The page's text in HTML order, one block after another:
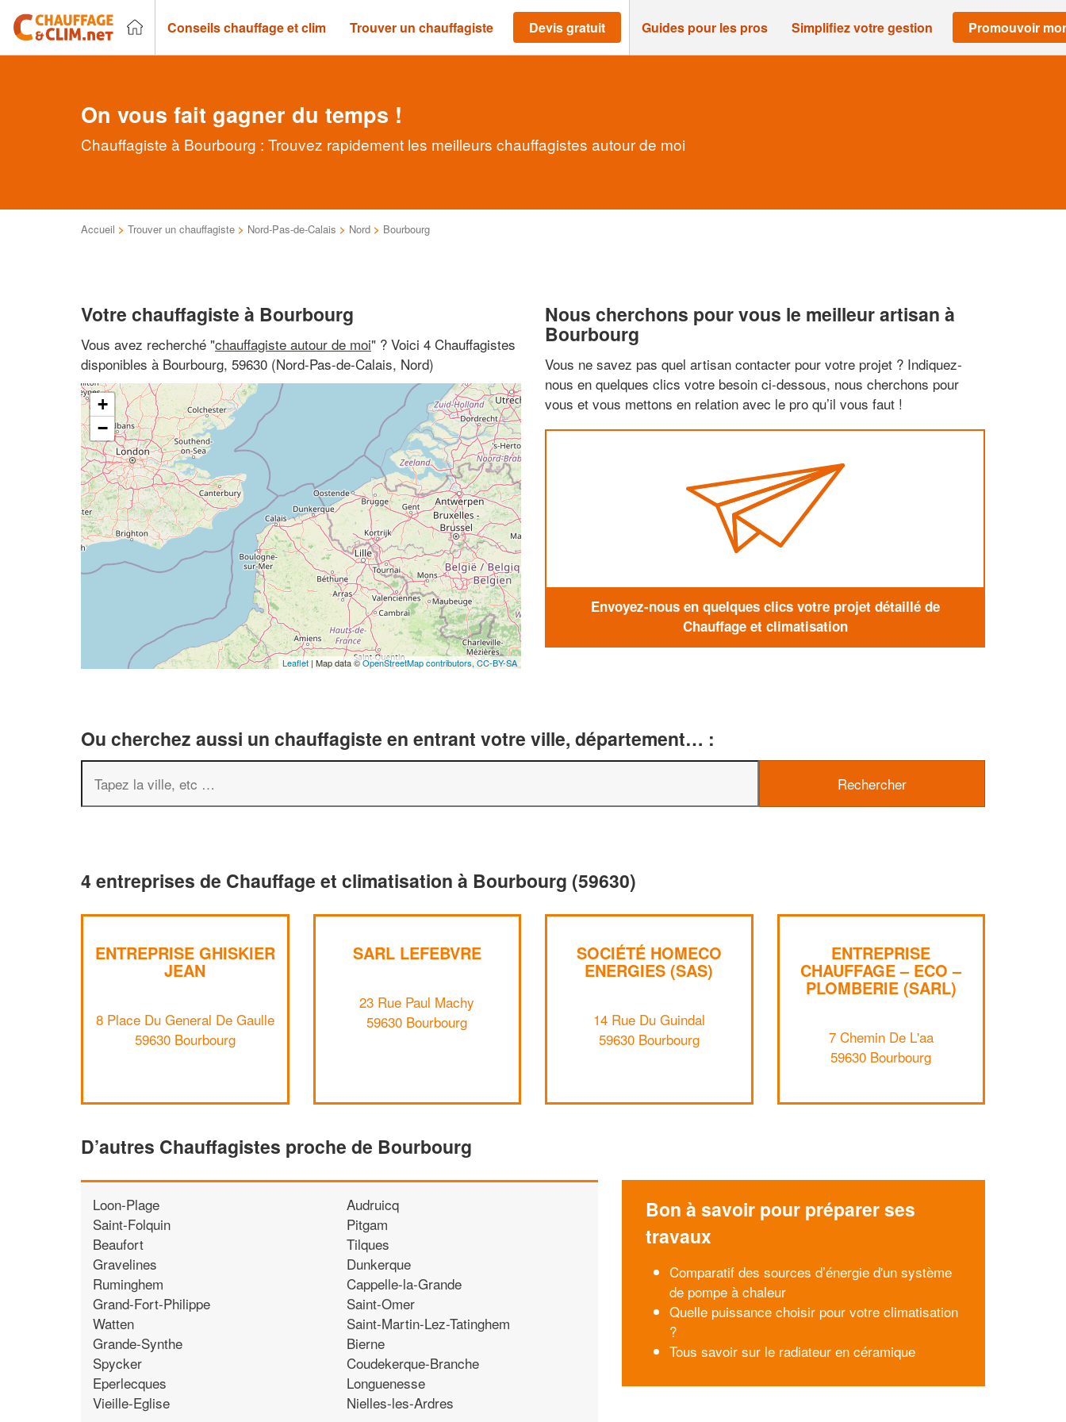
Conseils chauffage et clim Trouver un chauffagiste Devis gratuit Guides pour les pros Simplifiez votre gestion Promouvoir
On vous fait gagner du temps !
Chauffagiste à Bourbourg : Trouvez rapidement les meilleurs chauffagistes autour de moi
Accueil > Trouver un chauffagiste > Nord-Pas-de-Calais > Nord > Bourbourg
Votre chauffagiste à Bourbourg
Vous avez recherché "chauffagiste autour de moi" ? Voici 4 Chauffagistes
disponibles à Bourbourg, 59630 (Nord-Pas-de-Calais, Nord)
+
−
Leaflet | Map data ©OpenStreetMap contributors,CC-BY-SA
Nous cherchons pour vous le meilleur artisan à
Bourbourg
Vous ne savez pas quel artisan contacter pour votre projet ? Indiquez-
nous en quelques clics votre besoin ci-dessous, nous cherchons pour
vous et vous mettons en relation avec le pro qu’il vous faut !
Envoyez-nous en quelques clics votre projet détaillé de
Chauffage et climatisation
Ou cherchez aussi un chauffagiste en entrant votre ville, département… :
4 entreprises de Chauffage et climatisation à Bourbourg (59630)
ENTREPRISE GHISKIER
JEAN
8 Place Du General De Gaulle
59630 Bourbourg
SARL LEFEBVRE
23 Rue Paul Machy
59630 Bourbourg
SOCIÉTÉ HOMECO
ENERGIES (SAS)
14 Rue Du Guindal
59630 Bourbourg
ENTREPRISE
CHAUFFAGE – ECO –
PLOMBERIE (SARL)
7 Chemin De L'aa
59630 Bourbourg
D’autres Chauffagistes proche de Bourbourg
Loon-Plage
Saint-Folquin
Beaufort
Gravelines
Ruminghem
Grand-Fort-Philippe
Watten
Grande-Synthe
Spycker
Eperlecques
Vieille-Eglise
Audruicq
Pitgam
Tilques
Dunkerque
Cappelle-la-Grande
Saint-Omer
Saint-Martin-Lez-Tatinghem
Bierne
Coudekerque-Branche
Longuenesse
Nielles-les-Ardres
Bon à savoir pour préparer ses
travaux
Comparatif des sources d’énergie d'un système
de pompe à chaleur
Quelle puissance choisir pour votre climatisation
?
Tous savoir sur le radiateur en céramique
✕
nouveaux clients!